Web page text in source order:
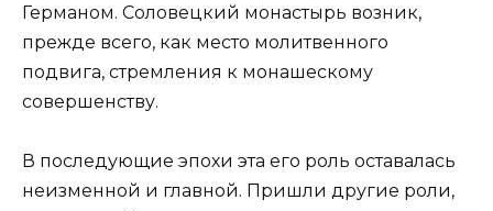
Германом. Соловецкий монастырь возник,
прежде всего, как место молитвенного
подвига, стремления к монашескому
совершенству.
В последующие эпохи эта его роль оставалась
неизменной и главной. Пришли другие роли,